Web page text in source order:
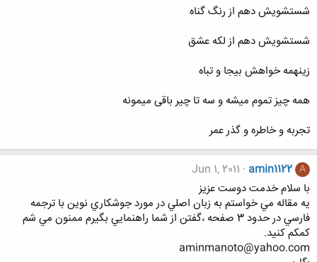
شستشويش دهم از رنگ گناه
شستشويش دهم از لكه عشق
زينهمه خواهش بيجا و تباه
همه چیز تموم میشه و سه تا چیر باقی میمونه
تجربه و خاطره و گذر عمر
A
amin1122
Jun 1, 2011
با سلام خدمت دوست عزيز
يه مقاله مي خواستم به زبان اصلي در مورد جوشکاري نوين با ترجمه
فارسي در حدود 3 صفحه ،گفتن از شما راهنمايي بگيرم ممنون مي شم
کمکم کنيد.
aminmanoto@yahoo.com